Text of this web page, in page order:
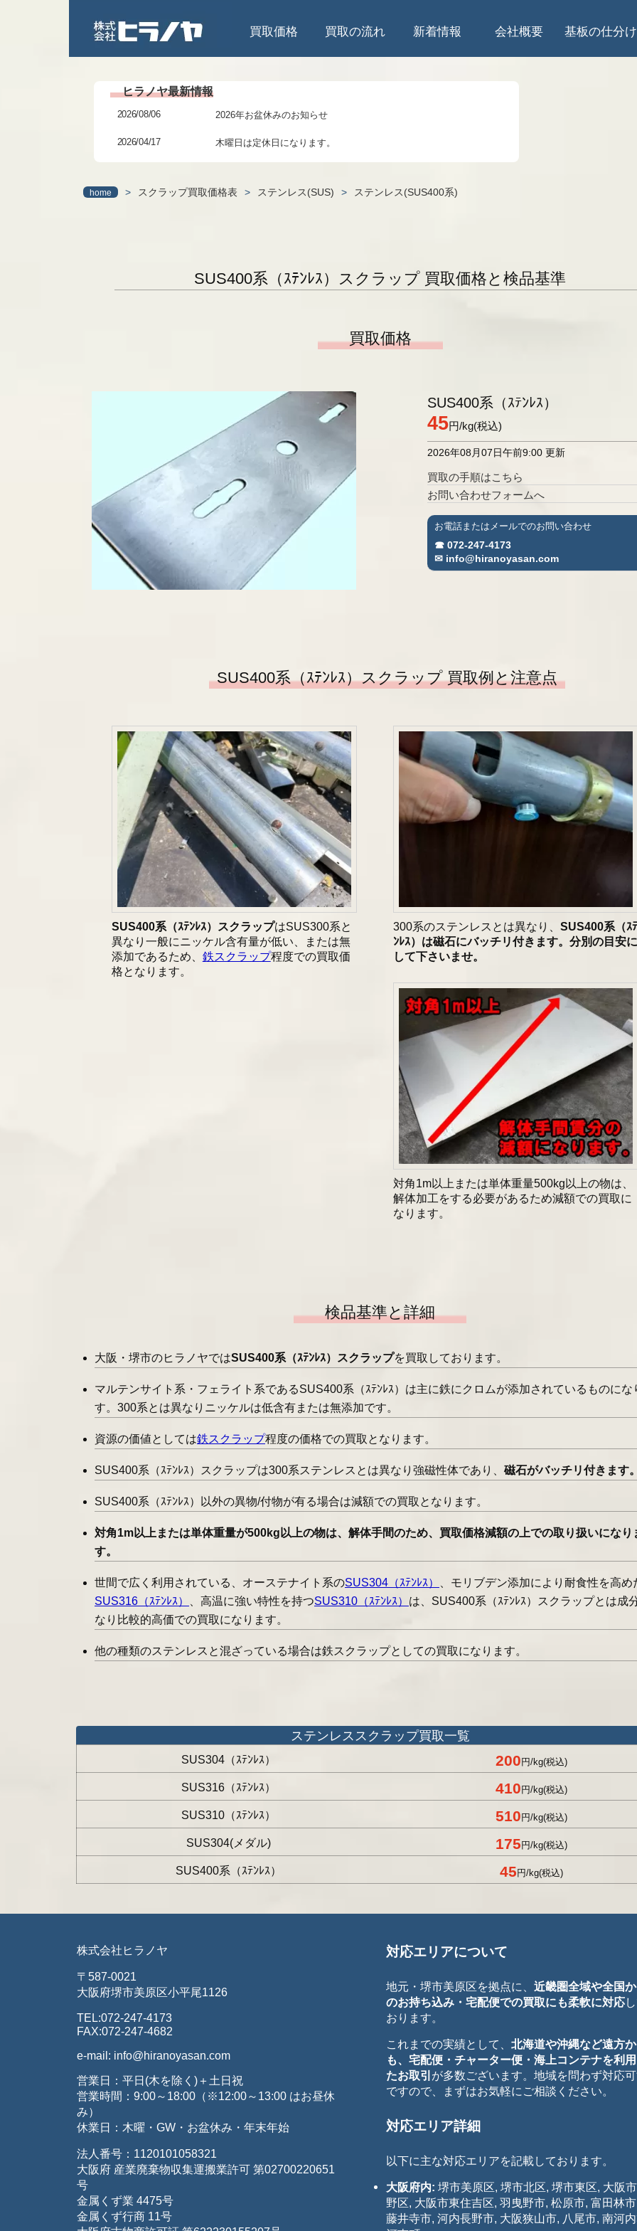
買取価格 買取の流れ 新着情報 会社概要 基板の仕分け
2026/08/06 2026年お盆休みのお知らせ
2026/04/17 木曜日は定休日になります。
2026/01/24 研修に伴う臨時休業のお知らせ
2025年夏季休業日のお知らせ
金属・特殊金属スクラップも買取ります
home > スクラップ買取価格表 > ステンレス(SUS) > ステンレス(SUS400系)
SUS400系（ｽﾃﾝﾚｽ）スクラップ 買取価格と検品基準
買取価格
SUS400系（ｽﾃﾝﾚｽ）
45円/kg(税込)
2026年08月07日午前9:00 更新
買取の手順はこちら
お問い合わせフォームへ
お電話またはメールでのお問い合わせ
☎ 072-247-4173
✉ info@hiranoyasan.com
SUS400系（ｽﾃﾝﾚｽ）スクラップ 買取例と注意点
SUS400系（ｽﾃﾝﾚｽ）スクラップはSUS300系と
異なり一般にニッケル含有量が低い、または無
添加であるため、 鉄スクラップ程度での買取価
格となります。
300系のステンレスとは異なり、 SUS400系（ｽﾃ
ﾝﾚｽ）は磁石にバッチリ付きます。分別の目安に
して下さいませ。
対角1m以上または単体重量500kg以上の物は、
解体加工をする必要があるため減額での買取に
なります。
検品基準と詳細
大阪・堺市のヒラノヤではSUS400系（ｽﾃﾝﾚｽ）スクラップを買取しております。
マルテンサイト系・フェライト系であるSUS400系（ｽﾃﾝﾚｽ）は主に鉄にクロムが添加されているものにな
す。300系とは異なりニッケルは低含有または無添加です。
資源の価値としては鉄スクラップ程度の価格での買取となります。
SUS400系（ｽﾃﾝﾚｽ）スクラップは300系ステンレスとは異なり強磁性体であり、 磁石がバッチリ付きます
SUS400系（ｽﾃﾝﾚｽ）以外の異物/付物が有る場合は減額での買取となります。
対角1m以上または単体重量が500kg以上の物は、解体手間のため、買取価格減額の上での取り扱いになり
す。
世間で広く利用されている、オーステナイト系のSUS304（ｽﾃﾝﾚｽ）
、モリブデン添加により耐食性を高め
SUS316（ｽﾃﾝﾚｽ）
、高温に強い特性を持つSUS310（ｽﾃﾝﾚｽ） は、SUS400系（ｽﾃﾝﾚｽ）スクラップとは成
なり比較的高価での買取になります。
他の種類のステンレスと混ざっている場合は鉄スクラップとしての買取になります。
ステンレススクラップ買取一覧
SUS304（ｽﾃﾝﾚｽ） 200 円/kg(税込)
SUS316（ｽﾃﾝﾚｽ） 410 円/kg(税込)
SUS310（ｽﾃﾝﾚｽ） 510 円/kg(税込)
SUS304(メダル) 175 円/kg(税込)
SUS400系（ｽﾃﾝﾚｽ） 45 円/kg(税込)
株式会社ヒラノヤ
〒587-0021
大阪府堺市美原区小平尾1126
TEL:072-247-4173
FAX:072-247-4682
e-mail: info@hiranoyasan.com
営業日：平日(木を除く)＋土日祝
営業時間：9:00～18:00（※12:00～13:00 はお昼休
み）
休業日：木曜・GW・お盆休み・年末年始
法人番号：1120101058321
大阪府 産業廃棄物収集運搬業許可 第02700220651
号
金属くず業 4475号
金属くず行商 11号
対応エリアについて
地元・堺市美原区を拠点に、 近畿圏全域や全国
のお持ち込み・宅配便での買取にも柔軟に対応
おります。
これまでの実績として、 北海道や沖縄など遠方
も、宅配便・チャーター便・海上コンテナを利
たお取引 が多数ございます。地域を問わず対応
ですので、まずはお気軽にご相談ください。
対応エリア詳細
以下に主な対応エリアを記載しております。
大阪府内: 堺市美原区, 堺市北区, 堺市東区, 大阪
野区, 大阪市東住吉区, 羽曳野市, 松原市, 富田林
藤井寺市, 河内長野市, 大阪狭山市, 八尾市, 南河